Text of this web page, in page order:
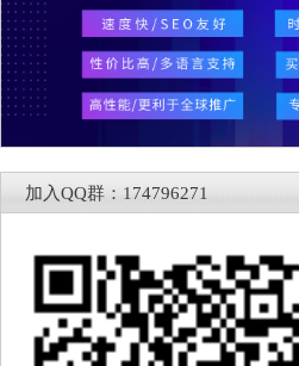
加入QQ群：174796271